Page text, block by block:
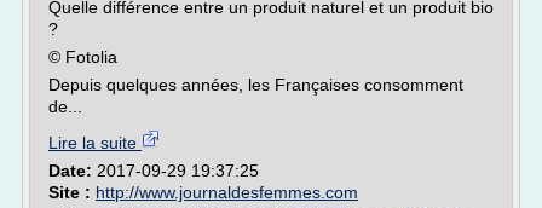
Quelle différence entre un produit naturel et un produit bio
?
© Fotolia
Depuis quelques années, les Françaises consomment
de...
Lire la suite
Date: 2017-09-29 19:37:25
Site : http://www.journaldesfemmes.com